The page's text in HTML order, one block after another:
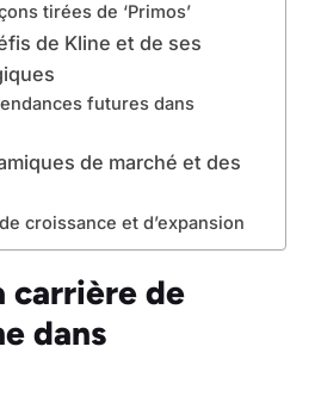
tirées de ‘Primos’
de Kline et de ses
futures dans
de marché et des
croissance et d’expansion
carrière de
dans